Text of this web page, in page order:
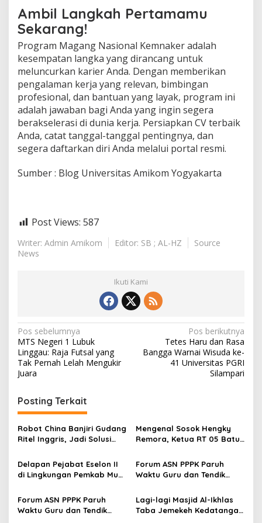
Ambil Langkah Pertamamu
Sekarang!
Program Magang Nasional Kemnaker adalah
kesempatan langka yang dirancang untuk
meluncurkan karier Anda. Dengan memberikan
pengalaman kerja yang relevan, bimbingan
profesional, dan bantuan yang layak, program ini
adalah jawaban bagi Anda yang ingin segera
berakselerasi di dunia kerja. Persiapkan CV terbaik
Anda, catat tanggal-tanggal pentingnya, dan
segera daftarkan diri Anda melalui portal resmi.
Sumber : Blog Universitas Amikom Yogyakarta
Post Views: 587
Writer: Admin Amikom Editor: SB ; AL-HZ
Source
News
Ikuti Kami
N
a
v
i
g
a
s
p
o
s
Pos sebelumnya
MTS Negeri 1 Lubuk
Linggau: Raja Futsal yang
Tak Pernah Lelah Mengukir
Juara
Pos berikutnya
Tetes Haru dan Rasa
Bangga Warnai Wisuda ke-
41 Universitas PGRI
Silampari
Posting Terkait
Robot China Banjiri Gudang
Ritel Inggris, Jadi Solusi
Mengenal Sosok Hengky
Remora, Ketua RT 05 Batu
dan Dekat dengan Warga
Delapan Pejabat Eselon II
di Lingkungan Pemkab Musi
Forum ASN PPPK Paruh
Waktu Guru dan Tendik
Silaturahmi Bersama
Disdikbud Lubuk Linggau
Forum ASN PPPK Paruh
Waktu Guru dan Tendik
Lagi-lagi Masjid Al-Ikhlas
Taba Jemekeh Kedatangan